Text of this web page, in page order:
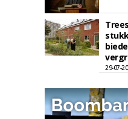
29-07-